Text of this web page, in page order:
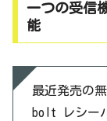
一つの受信
能
最近発売の
bolt レシー